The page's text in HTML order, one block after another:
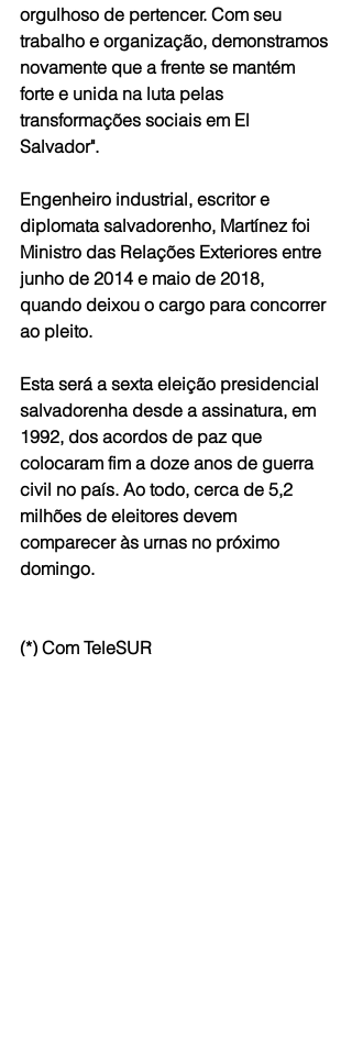
orgulhoso de pertencer. Com seu
trabalho e organização, demonstramos
novamente que a frente se mantém
forte e unida na luta pelas
transformações sociais em El
Salvador".
Engenheiro industrial, escritor e
diplomata salvadorenho, Martínez foi
Ministro das Relações Exteriores entre
junho de 2014 e maio de 2018,
quando deixou o cargo para concorrer
ao pleito.
Esta será a sexta eleição presidencial
salvadorenha desde a assinatura, em
1992, dos acordos de paz que
colocaram fim a doze anos de guerra
civil no país. Ao todo, cerca de 5,2
milhões de eleitores devem
comparecer às urnas no próximo
domingo.
(*) Com TeleSUR